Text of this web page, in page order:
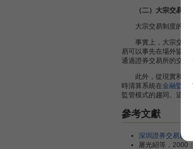
（二）大宗交易
大宗交易制度的場外
事實上，大宗交易制
易可以事先在場外協商
通過證券交易所的交易
此外，從現實和交易
時清算系統在金融監管
監管模式的趨同。這就
參考文獻
深圳證券交易所
屠光紹等，2000